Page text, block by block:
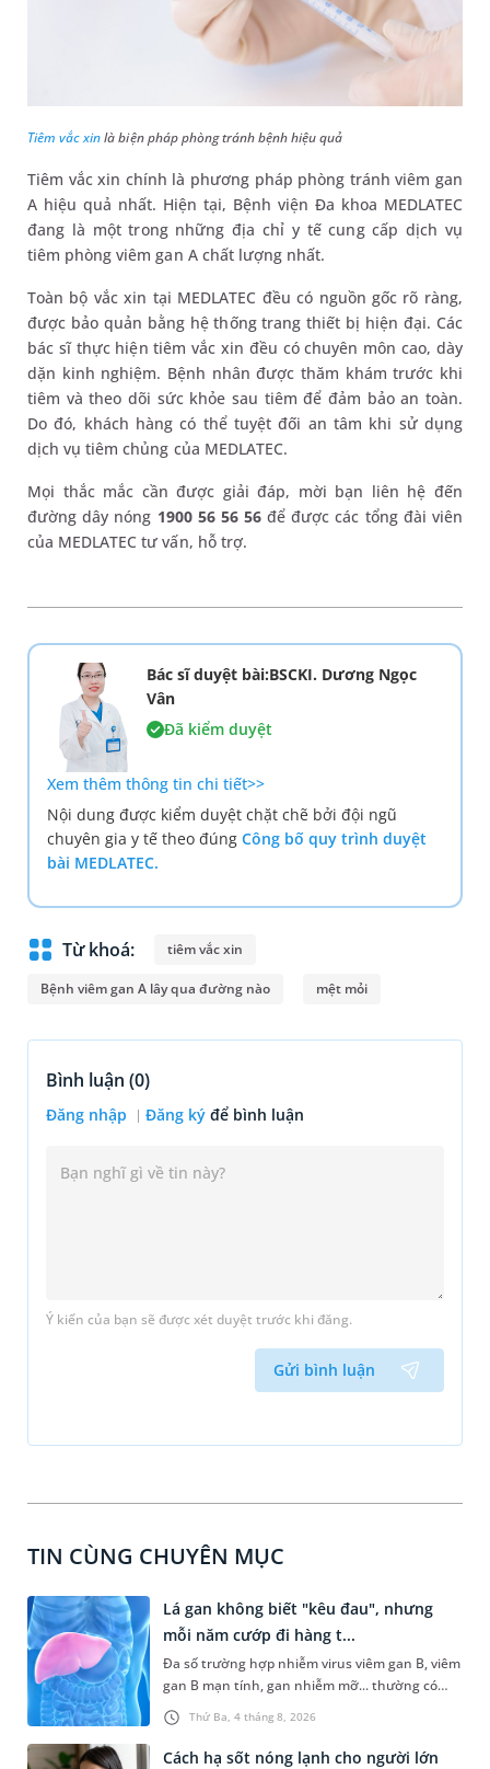
Tiêm vắc xinlà biện pháp phòng tránh bệnh hiệu quả
Tiêm vắc xin chính là phương pháp phòng tránh viêm gan
A hiệu quả nhất. Hiện tại, Bệnh viện Đa khoa MEDLATEC
đang là một trong những địa chỉ y tế cung cấp dịch vụ
tiêm phòng viêm gan A chất lượng nhất.
Toàn bộ vắc xin tại MEDLATEC đều có nguồn gốc rõ ràng,
được bảo quản bằng hệ thống trang thiết bị hiện đại. Các
bác sĩ thực hiện tiêm vắc xin đều có chuyên môn cao, dày
dặn kinh nghiệm. Bệnh nhân được thăm khám trước khi
tiêm và theo dõi sức khỏe sau tiêm để đảm bảo an toàn.
Do đó, khách hàng có thể tuyệt đối an tâm khi sử dụng
dịch vụ tiêm chủng của MEDLATEC.
Mọi thắc mắc cần được giải đáp, mời bạn liên hệ đến
đường dây nóng 1900 56 56 56 để được các tổng đài viên
của MEDLATEC tư vấn, hỗ trợ.
Bác sĩ duyệt bài:BSCKI. Dương Ngọc
Vân
Đã kiểm duyệt
Xem thêm thông tin chi tiết>>
Nội dung được kiểm duyệt chặt chẽ bởi đội ngũ
chuyên gia y tế theo đúng Công bố quy trình duyệt
bài MEDLATEC.
Từ khoá: tiêm vắc xin
Bệnh viêm gan A lây qua đường nào mệt mỏi
Bình luận (0)
Đăng nhập Đăng ký để bình luận
Ý kiến của bạn sẽ được xét duyệt trước khi đăng.
Gửi bình luận
TIN CÙNG CHUYÊN MỤC
Thứ Ba, 4 tháng 8, 2026
Lá gan không biết "kêu đau", nhưng
mỗi năm cướp đi hàng t...
Đa số trường hợp nhiễm virus viêm gan B, viêm
gan B mạn tính, gan nhiễm mỡ... thường có
dấu hiệu mờ nhạt, hoặc không có dấu hiệu.
Đây có thể là con đường dẫn đến xơ gan, ung
thư gan nếu không được phát hiện và điều trị
Cách hạ sốt nóng lạnh cho người lớn